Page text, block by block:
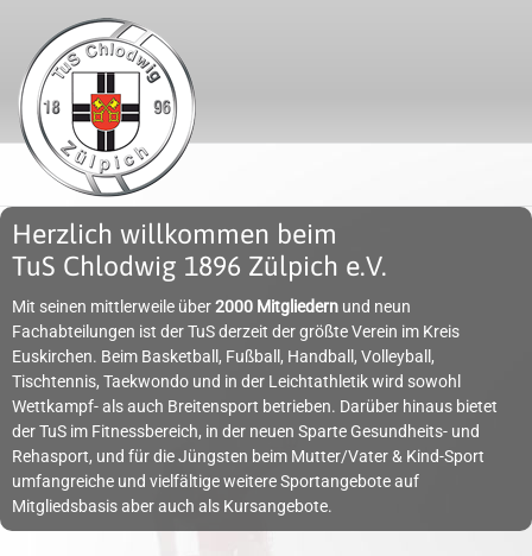
Herzlich willkommen beim
TuS Chlodwig 1896 Zülpich e.V.
Mit seinen mittlerweile über2000 Mitgliedern und neun
Fachabteilungen ist der TuS derzeit der größte Verein im Kreis
Euskirchen. Beim Basketball, Fußball, Handball, Volleyball,
Tischtennis, Taekwondo und in der Leichtathletik wird sowohl
Wettkampf- als auch Breitensport betrieben. Darüber hinaus bietet
der TuS im Fitnessbereich, in der neuen Sparte Gesundheits- und
Rehasport, und für die Jüngsten beim Mutter/Vater & Kind-Sport
umfangreiche und vielfältige weitere Sportangebote auf
Mitgliedsbasis aber auch als Kursangebote.